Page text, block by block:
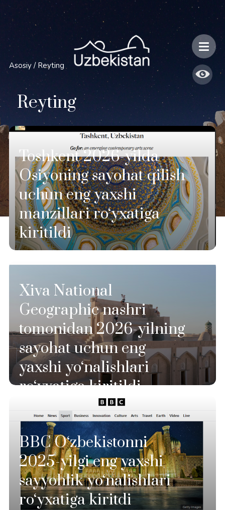
Xavfsizlik va O'zbekiston bo'ylab sayohatlarning o'ziga xos jihatlari
Asosiy / Reyting
Reyting
Toshkent 2026-yilda
Osiyoning sayohat qilish
uchun eng yaxshi
manzillari ro‘yxatiga
kiritildi
Xiva National
Geographic nashri
tomonidan 2026-yilning
sayohat uchun eng
yaxshi yo‘nalishlari
ro‘yxatiga kiritildi
BBC O‘zbekistonni
2025-yilgi eng yaxshi
sayyohlik yo‘nalishlari
ro‘yxatiga kiritdi